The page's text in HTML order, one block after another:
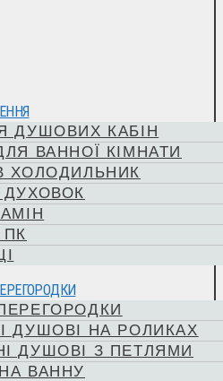
ДУШОВИХ КАБІН
ВАННОЇ КІМНАТИ
ХОЛОДИЛЬНИК
ДУШОВІ НА РОЛИКАХ
ДУШОВІ З ПЕТЛЯМИ
ВАННУ